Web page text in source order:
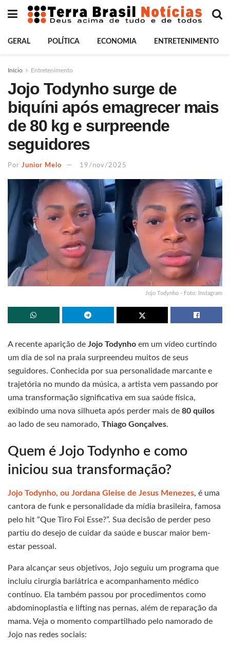
GERAL POLÍTICA ECONOMIA ENTRETENIMENTO
Início Entretenimento
Jojo Todynho surge de
biquíni após emagrecer mais
de 80 kg e surpreende
seguidores
Por Junior Melo 19/nov/2025
Jojo Todynho - Foto: Instagram
A recente aparição de Jojo Todynho em um vídeo curtindo
um dia de sol na praia surpreendeu muitos de seus
seguidores. Conhecida por sua personalidade marcante e
trajetória no mundo da música, a artista vem passando por
uma transformação significativa em sua saúde física,
exibindo uma nova silhueta após perder mais de 80 quilos
ao lado de seu namorado, Thiago Gonçalves.
Quem é Jojo Todynho e como
iniciou sua transformação?
Jojo Todynho, ou Jordana Gleise de Jesus Menezes, é uma
cantora de funk e personalidade da mídia brasileira, famosa
pelo hit “Que Tiro Foi Esse?”. Sua decisão de perder peso
partiu do desejo de cuidar da saúde e buscar maior bem-
estar pessoal.
Para alcançar seus objetivos, Jojo seguiu um programa que
incluiu cirurgia bariátrica e acompanhamento médico
contínuo. Ela também passou por procedimentos como
abdominoplastia e lifting nas pernas, além de reparação da
mama. Veja o momento compartilhado pelo namorado de
Jojo nas redes sociais: